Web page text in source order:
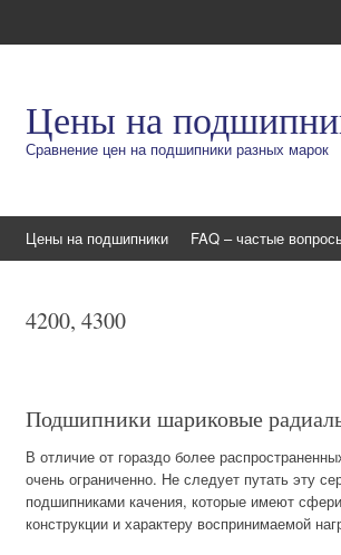
Цены на
Сравнение цен на подшипники разных марок
ПерейтиЦены на подшипники FAQ – частые
4200, 4300
Подшипники шариковые
В отличие от гораздо более
очень ограниченно. Не следует путать эту
подшипниками качения, которые имеют
конструкции и характеру воспринимаемой